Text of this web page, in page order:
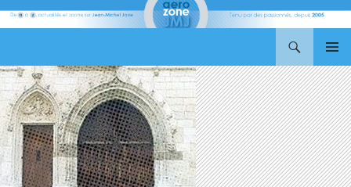
MENU
AU
CONTENU